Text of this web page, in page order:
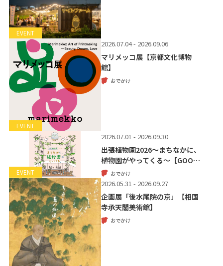
EVENT
EVENT
2026.07.04 - 2026.09.06
マリメッコ展【京都文化博物
館】
おでかけ
EVENT
2026.07.01 - 2026.09.30
出張植物園2026～まちなかに、
植物園がやってくる～【GOO…
おでかけ
2026.05.31 - 2026.09.27
企画展「後水尾院の京」【相国
寺承天閣美術館】
おでかけ